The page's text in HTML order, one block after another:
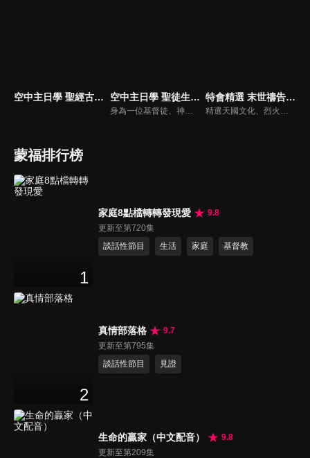
空中主日學 聖經古事今談 空中主日學 聖徒生命進深
身為一位基督徒、神的兒女，不能只是在知識上認識這位父神，我們應該要全面認識祂，當我們越多認識祂的屬性，並且經歷祂的恩典，我們就對祂的信心就越加增，以至於在每天的生活中都能享受祂奇妙、豐盛的一切！
特會精選 末世禱告運動
精選天國文化、烈火特會、超自然大能與使徒性教會等特會，幫助我們更加明白神的心意，好讓我們的生命能走在神的道路上進入命定。
蒙福排行榜
1
家庭8點檔轉轉發現愛
9.8
更新至第720集
談話性節目
生活 家庭 基督教
2
真情部落格
9.7
更新至第795集
談話性節目
見證
生命的贏家（中文配音）
9.8
更新至第209集